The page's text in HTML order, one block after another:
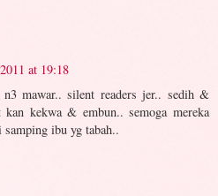
at 19:18
mawar.. silent readers jer.. sedih &
kekwa & embun.. semoga mereka
ibu yg tabah..